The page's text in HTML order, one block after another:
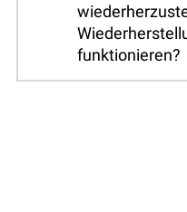
funktionieren?